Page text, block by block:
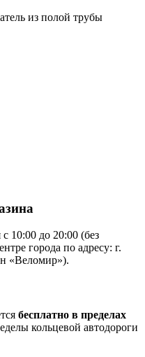
из полой трубы
10:00 до 20:00 (без
города по адресу: г.
«Веломир»).
бесплатно в пределах
кольцевой автодороги